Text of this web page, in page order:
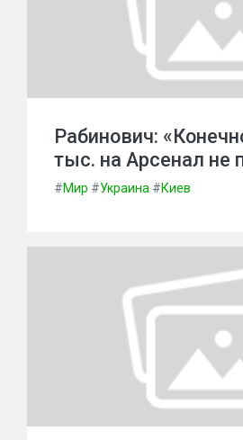
Рабинович:
тыс. на Арсенал не
#Мир #Украина #Киев